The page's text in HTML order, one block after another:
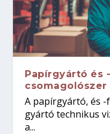
Papírgyártó és
A papírgyártó, és
gyártó technikus
a...